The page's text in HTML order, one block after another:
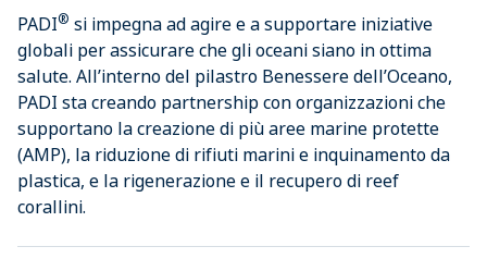
PADI® si impegna ad agire e a supportare iniziative
globali per assicurare che gli oceani siano in ottima
salute. All’interno del pilastro Benessere dell’Oceano,
PADI sta creando partnership con organizzazioni che
supportano la creazione di più aree marine protette
(AMP), la riduzione di rifiuti marini e inquinamento da
plastica, e la rigenerazione e il recupero di reef
corallini.